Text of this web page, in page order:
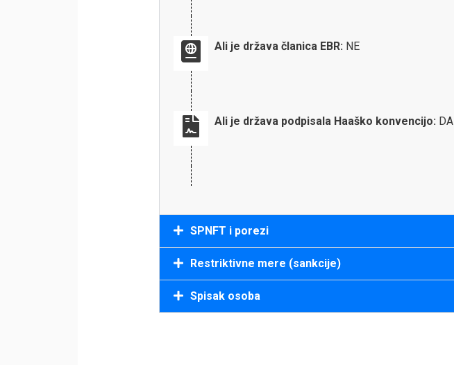
Ali je država članica EBR: NE
Ali je država podpisala Haaško konvencijo: DA
SPNFT i porezi
Restriktivne mere (sankcije)
Spisak osoba